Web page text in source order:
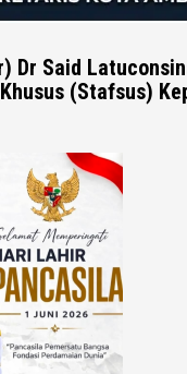
Dr Said
(Stafsus)